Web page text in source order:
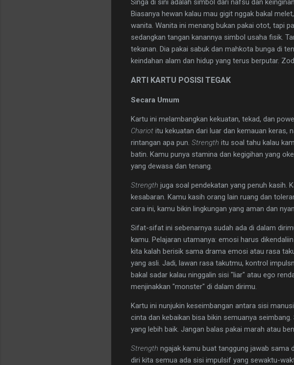
​Singa di sini adalah simbol dari nafsu dan
Biasanya hewan kalau mau gigit nggak bakal
wanita. Wanita ini menang bukan pakai otot, tapi
sedangkan tangan kanannya simbol usaha fisik.
tekanan. Dia pakai sabuk dan mahkota bunga di
keindahan alam dan hidup yang terus berputar.
​ARTI KARTU POSISI TEGAK
Secara Umum
Kartu ini melambangkan kekuatan, tekad, dan
Chariot itu kekuatan dari luar dan kemauan keras,
rintangan apa pun. Strength itu soal tahu kalau
batin. Kamu punya stamina dan kegigihan yang
yang dewasa dan tenang.
Strength juga soal pendekatan yang penuh kasih.
kesabaran. Kamu kasih orang lain ruang dan
cara ini, kamu bikin lingkungan yang aman dan
​Sifat-sifat ini sebenarnya sudah ada di dalam
kamu. Pelajaran utamanya: emosi harus
kita kalah berisik sama drama emosi atau rasa
yang asli. Jadi, lawan rasa takutmu, kontrol
bakal sadar kalau ninggalin sisi "liar" atau ego
menjinakkan "monster" di dalam dirimu.
​Kartu ini nunjukin keseimbangan antara sisi
cinta dan kebaikan bisa bikin semuanya
yang lebih baik. Jangan balas pakai marah atau
Strength ngajak kamu buat tanggung jawab sama
diri kita semua ada sisi impulsif yang sewaktu-